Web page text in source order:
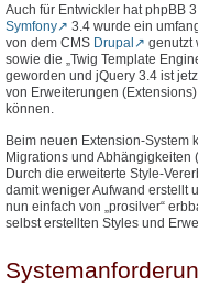
Auch für Entwickler hat phpBB
Symfony
3.4 wurde ein
von dem CMS Drupal
genutzt
sowie die „Twig Template
geworden und jQuery 3.4 ist
von Erweiterungen
können.
Beim neuen Extension-System
Migrations und
Durch die erweiterte Style-
damit weniger Aufwand erstellt
nun einfach von „prosilver“
selbst erstellten Styles und